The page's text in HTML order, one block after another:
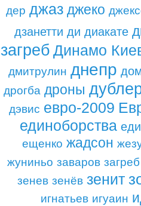
дер джаз джеко
дзанетти ди диакате
загреб Динамо
дмитрулин днепр
дрогба дроны
дэвис евро-2009
единоборства
ещенко жадсон
жуниньо заваров загреб
зенев зенёв зенит
игнатьев игуаин